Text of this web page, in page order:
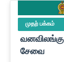
முதற் பக்கம்
சேவை